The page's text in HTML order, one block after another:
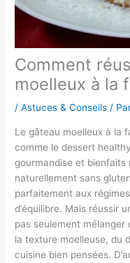
Comment
moelleux à la
/Astuces & Conseils /
Le gâteau moelleux à la
comme le dessert
gourmandise et
naturellement sans
parfaitement aux
d’équilibre. Mais réussir
pas seulement mélanger
la texture moelleuse, du
cuisine bien pensées.